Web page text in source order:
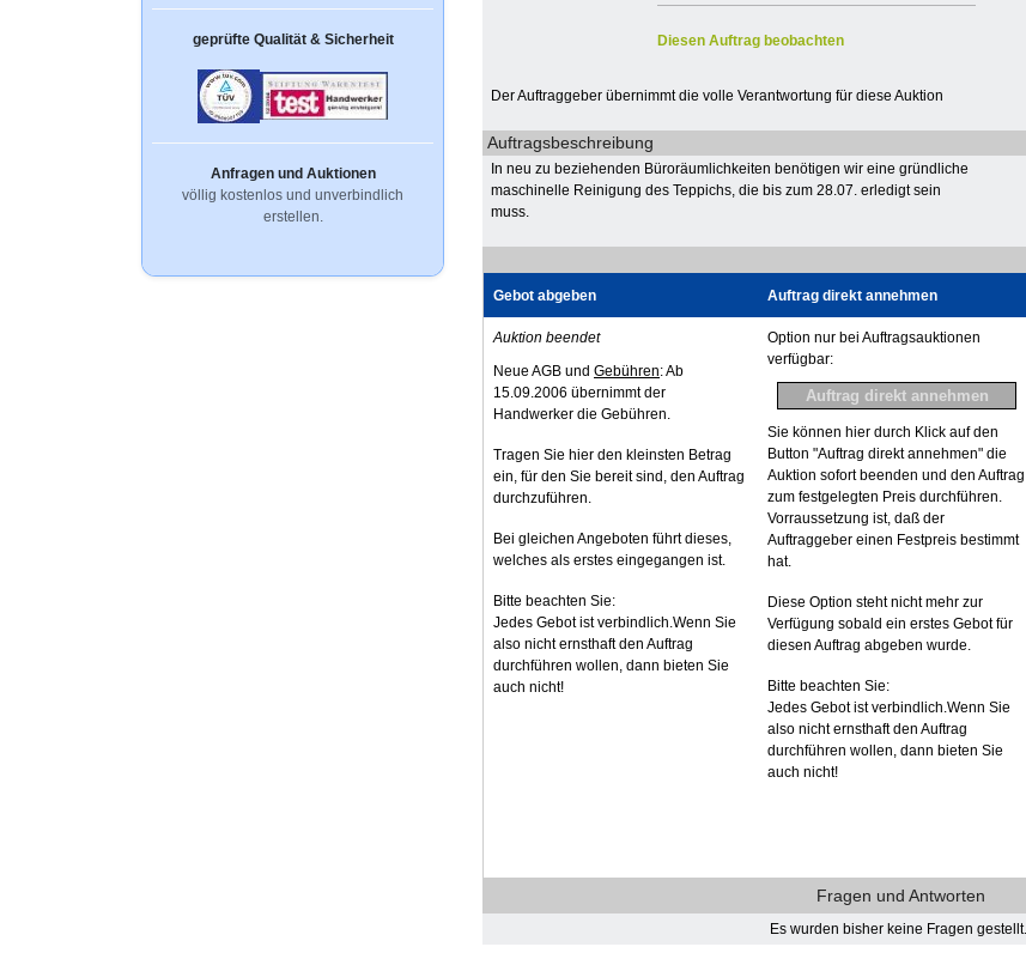
geprüfte Qualität & Sicherheit
Anfragen und Auktionen
völlig kostenlos und unverbindlich
erstellen.
Diesen Auftrag beobachten
Der Auftraggeber übernimmt die volle Verantwortung für diese Auktion
Auftragsbeschreibung
In neu zu beziehenden Büroräumlichkeiten benötigen wir eine gründliche
maschinelle Reinigung des Teppichs, die bis zum 28.07. erledigt sein
muss.
Gebot abgeben Auftrag direkt annehmen
Auktion beendet
Neue AGB und Gebühren: Ab
15.09.2006 übernimmt der
Handwerker die Gebühren.
Tragen Sie hier den kleinsten Betrag
ein, für den Sie bereit sind, den Auftrag
durchzuführen.
Bei gleichen Angeboten führt dieses,
welches als erstes eingegangen ist.
Bitte beachten Sie:
Jedes Gebot ist verbindlich.Wenn Sie
also nicht ernsthaft den Auftrag
durchführen wollen, dann bieten Sie
auch nicht!
Option nur bei Auftragsauktionen
verfügbar:
Sie können hier durch Klick auf den
Button "Auftrag direkt annehmen" die
Auktion sofort beenden und den Auftrag
zum festgelegten Preis durchführen.
Vorraussetzung ist, daß der
Auftraggeber einen Festpreis bestimmt
hat.
Diese Option steht nicht mehr zur
Verfügung sobald ein erstes Gebot für
diesen Auftrag abgeben wurde.
Bitte beachten Sie:
Jedes Gebot ist verbindlich.Wenn Sie
also nicht ernsthaft den Auftrag
durchführen wollen, dann bieten Sie
auch nicht!
Fragen und Antworten
Es wurden bisher keine Fragen gestellt.